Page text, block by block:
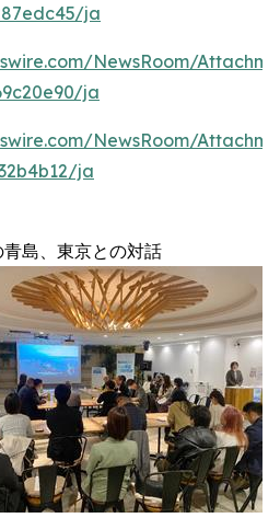
ja
NewsRoom/
ja
NewsRoom/
ja
島、東京との対話